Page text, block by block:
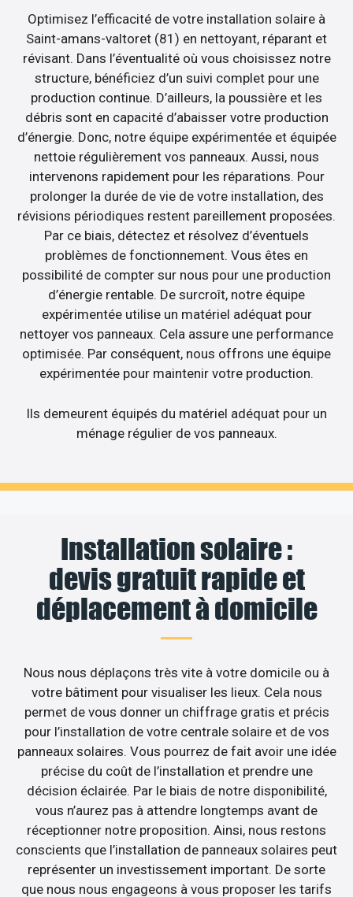
Optimisez l’efficacité de votre installation solaire à
Saint-amans-valtoret (81) en nettoyant, réparant et
révisant. Dans l’éventualité où vous choisissez notre
structure, bénéficiez d’un suivi complet pour une
production continue. D’ailleurs, la poussière et les
débris sont en capacité d’abaisser votre production
d’énergie. Donc, notre équipe expérimentée et équipée
nettoie régulièrement vos panneaux. Aussi, nous
intervenons rapidement pour les réparations. Pour
prolonger la durée de vie de votre installation, des
révisions périodiques restent pareillement proposées.
Par ce biais, détectez et résolvez d’éventuels
problèmes de fonctionnement. Vous êtes en
possibilité de compter sur nous pour une production
d’énergie rentable. De surcroît, notre équipe
expérimentée utilise un matériel adéquat pour
nettoyer vos panneaux. Cela assure une performance
optimisée. Par conséquent, nous offrons une équipe
expérimentée pour maintenir votre production.
Ils demeurent équipés du matériel adéquat pour un
ménage régulier de vos panneaux.
Installation solaire :
devis gratuit rapide et
déplacement à domicile
Nous nous déplaçons très vite à votre domicile ou à
votre bâtiment pour visualiser les lieux. Cela nous
permet de vous donner un chiffrage gratis et précis
pour l’installation de votre centrale solaire et de vos
panneaux solaires. Vous pourrez de fait avoir une idée
précise du coût de l’installation et prendre une
décision éclairée. Par le biais de notre disponibilité,
vous n’aurez pas à attendre longtemps avant de
réceptionner notre proposition. Ainsi, nous restons
conscients que l’installation de panneaux solaires peut
représenter un investissement important. De sorte
que nous nous engageons à vous proposer les tarifs